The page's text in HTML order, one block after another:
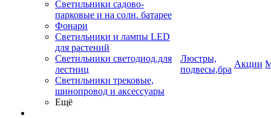
Светильники садово-
парковые и на солн. батарее
Фонари
Светильники и лампы LED
для растений
Светильники светодиод.для
лестниц
Светильники трековые,
шинопровод и аксессуары
Ещё
Люстры,
подвесы,бра
Акции